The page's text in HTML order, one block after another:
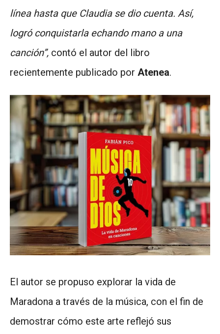
línea hasta que Claudia se dio cuenta. Así,
logró conquistarla echando mano a una
canción”, contó el autor del libro
recientemente publicado por Atenea.
El autor se propuso explorar la vida de
Maradona a través de la música, con el fin de
demostrar cómo este arte reflejó sus